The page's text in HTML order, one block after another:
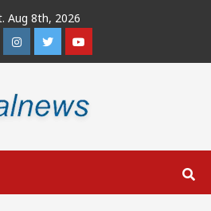
Aug 8th, 2026
InstagramTwitterYoutube